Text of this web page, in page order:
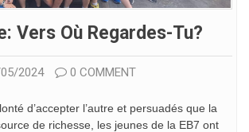
Vers Où Regardes-Tu?
2024 0 COMMENT
d’accepter l’autre et persuadés que la
de richesse, les jeunes de la EB7 ont